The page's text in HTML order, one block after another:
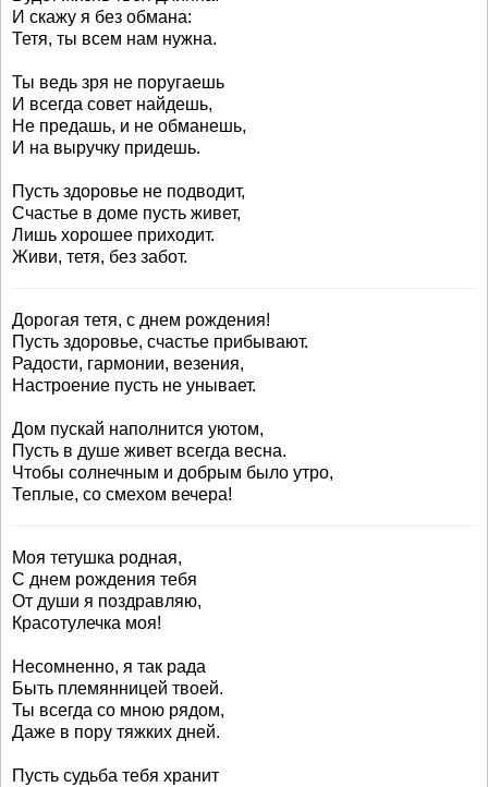
И скажу я без обмана:
Тетя, ты всем нам нужна.
Ты ведь зря не поругаешь
И всегда совет найдешь,
Не предашь, и не обманешь,
И на выручку придешь.
Пусть здоровье не подводит,
Счастье в доме пусть живет,
Лишь хорошее приходит.
Живи, тетя, без забот.
Дорогая тетя, с днем рождения!
Пусть здоровье, счастье прибывают.
Радости, гармонии, везения,
Настроение пусть не унывает.
Дом пускай наполнится уютом,
Пусть в душе живет всегда весна.
Чтобы солнечным и добрым было утро,
Теплые, со смехом вечера!
Моя тетушка родная,
С днем рождения тебя
От души я поздравляю,
Красотулечка моя!
Несомненно, я так рада
Быть племянницей твоей.
Ты всегда со мною рядом,
Даже в пору тяжких дней.
Пусть судьба тебя хранит